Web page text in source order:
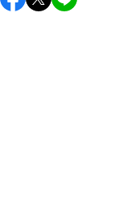
し上がりください。